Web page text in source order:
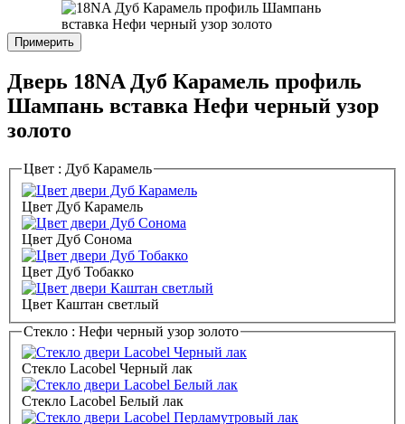
Примерить
Дверь 18NA Дуб Карамель профиль
Шампань вставка Нефи черный узор
золото
Цвет : Дуб Карамель
Цвет Дуб Карамель
Цвет Дуб Сонома
Цвет Дуб Тобакко
Цвет Каштан светлый
Стекло : Нефи черный узор золото
Стекло Lacobel Черный лак
Стекло Lacobel Белый лак